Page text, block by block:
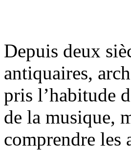
Depuis deux
antiquaires,
pris l’habitude
de la musique,
comprendre les